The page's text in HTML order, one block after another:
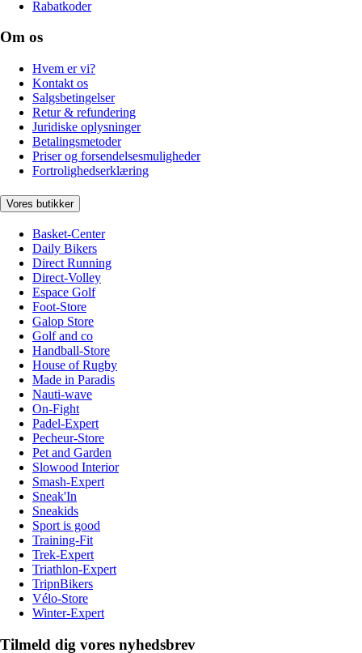
Rabatkoder
Om os
Hvem er vi?
Kontakt os
Salgsbetingelser
Retur & refundering
Juridiske oplysninger
Betalingsmetoder
Priser og forsendelsesmuligheder
Fortrolighedserklæring
Vores butikker
Basket-Center
Daily Bikers
Direct Running
Direct-Volley
Espace Golf
Foot-Store
Galop Store
Golf and co
Handball-Store
House of Rugby
Made in Paradis
Nauti-wave
On-Fight
Padel-Expert
Pecheur-Store
Pet and Garden
Slowood Interior
Smash-Expert
Sneak'In
Sneakids
Sport is good
Training-Fit
Trek-Expert
Triathlon-Expert
TripnBikers
Vélo-Store
Winter-Expert
Tilmeld dig vores nyhedsbrev